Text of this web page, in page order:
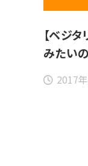
【ベジ
みたい
2017